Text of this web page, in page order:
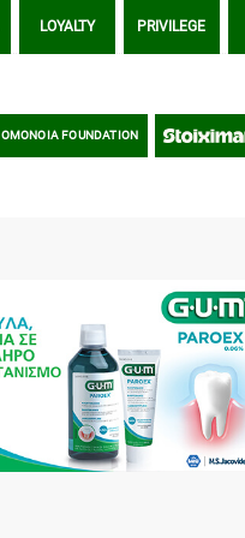
LOYALTY PRIVILEGE
OMONOIA FOUNDATION STOIXIMAN